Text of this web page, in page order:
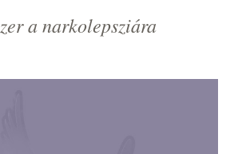
a narkolepsziára